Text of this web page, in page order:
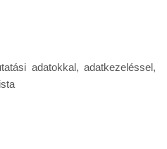
adatokkal, adatkezeléssel,